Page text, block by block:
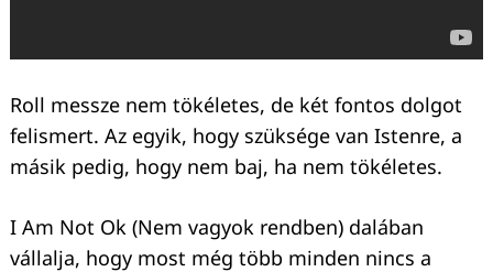
Roll messze nem tökéletes, de két fontos dolgot
felismert. Az egyik, hogy szüksége van Istenre, a
másik pedig, hogy nem baj, ha nem tökéletes.
I Am Not Ok (Nem vagyok rendben) dalában
vállalja, hogy most még több minden nincs a